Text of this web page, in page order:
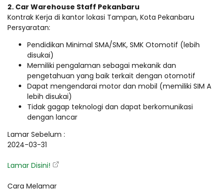
2. Car Warehouse Staff Pekanbaru
Kontrak Kerja di kantor lokasi Tampan, Kota Pekanbaru
Persyaratan:
Pendidikan Minimal SMA/SMK, SMK Otomotif (lebih
disukai)
Memiliki pengalaman sebagai mekanik dan
pengetahuan yang baik terkait dengan otomotif
Dapat mengendarai motor dan mobil (memiliki SIM A
lebih disukai)
Tidak gagap teknologi dan dapat berkomunikasi
dengan lancar
Lamar Sebelum :
2024-03-31
Lamar Disini!
Cara Melamar